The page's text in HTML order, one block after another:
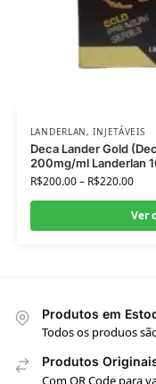
LANDERLAN,INJETÁVEIS
Deca Lander Gold
200mg/ml Landerlan
R$200.00– R$220.00
Ver
Produtos em
Todos os produos
Produtos
Com QR Code para